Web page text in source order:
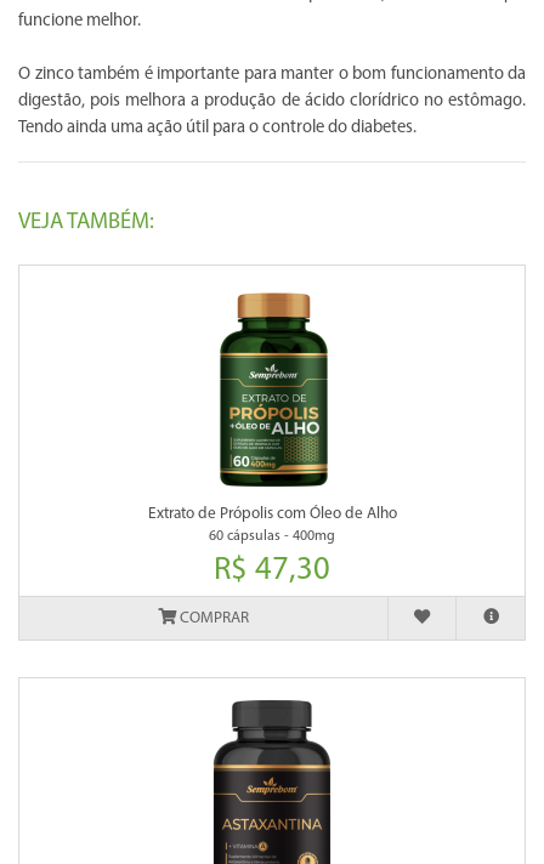
funcione melhor.
O zinco também é importante para manter o bom funcionamento da
digestão, pois melhora a produção de ácido clorídrico no estômago.
Tendo ainda uma ação útil para o controle do diabetes.
VEJA TAMBÉM:
Extrato de Própolis com Óleo de Alho
60 cápsulas - 400mg
R$ 47,30
COMPRAR